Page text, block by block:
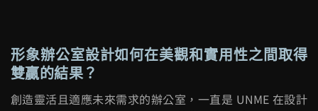
形象辦公室設計如何在美觀和實用性之間取得
雙贏的結果？
創造靈活且適應未來需求的辦公室，一直是 UNME 在設計